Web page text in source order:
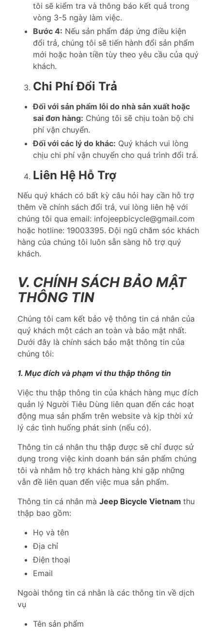
tôi sẽ kiểm tra và thông báo kết quả trong
vòng 3-5 ngày làm việc.
Bước 4: Nếu sản phẩm đáp ứng điều kiện
đổi trả, chúng tôi sẽ tiến hành đổi sản phẩm
mới hoặc hoàn tiền tùy theo yêu cầu của quý
khách.
Chi Phí Đổi Trả
Đối với sản phẩm lỗi do nhà sản xuất hoặc
sai đơn hàng: Chúng tôi sẽ chịu toàn bộ chi
phí vận chuyển.
Đối với các lý do khác: Quý khách vui lòng
chịu chi phí vận chuyển cho quá trình đổi trả.
Liên Hệ Hỗ Trợ
Nếu quý khách có bất kỳ câu hỏi hay cần hỗ trợ
thêm về chính sách đổi trả, vui lòng liên hệ với
chúng tôi qua email: infojeepbicycle@gmail.com
hoặc hotline: 19003395. Đội ngũ chăm sóc khách
hàng của chúng tôi luôn sẵn sàng hỗ trợ quý
khách.
V. CHÍNH SÁCH BẢO MẬT
THÔNG TIN
Chúng tôi cam kết bảo vệ thông tin cá nhân của
quý khách một cách an toàn và bảo mật nhất.
Dưới đây là chính sách bảo mật thông tin của
chúng tôi:
1. Mục đích và phạm vi thu thập thông tin
Việc thu thập thông tin của khách hàng mục đích
quản lý Người Tiêu Dùng liên quan đến các hoạt
động mua sản phẩm trên website và kịp thời xử
lý các tình huống phát sinh (nếu có).
Thông tin cá nhân thu thập được sẽ chỉ được sử
dụng trong việc kinh doanh bán sản phẩm chúng
tôi và nhằm hỗ trợ khách hàng khi gặp những
vẫn đề liên quan đến việc mua sản phẩm.
Thông tin cá nhân mà Jeep Bicycle Vietnam thu
thập bao gồm:
Họ và tên
Địa chỉ
Điện thoại
Email
Ngoài thông tin cá nhân là các thông tin về dịch
vụ
Tên sản phẩm